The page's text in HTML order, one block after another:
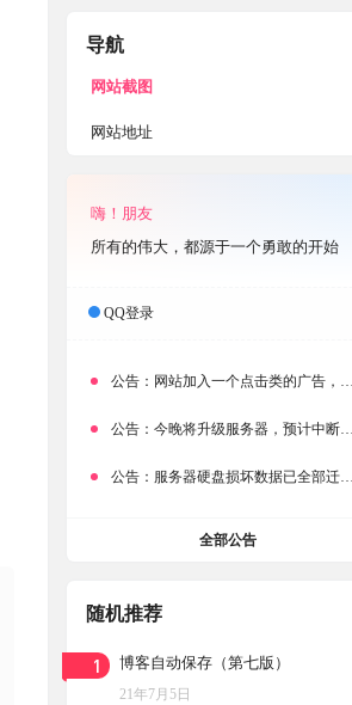
导航
网站截图
网站地址
嗨！朋友
所有的伟大，都源于一个勇敢的开始
QQ登录
公告： 网站加入一个点击类的广告，大家点击下载按钮需要注意
公告： 今晚将升级服务器，预计中断时常为1分钟
公告： 服务器硬盘损坏数据已全部迁移备份，网站恢复完成！
全部公告
随机推荐
1 博客自动保存（第七版）
21年7月5日